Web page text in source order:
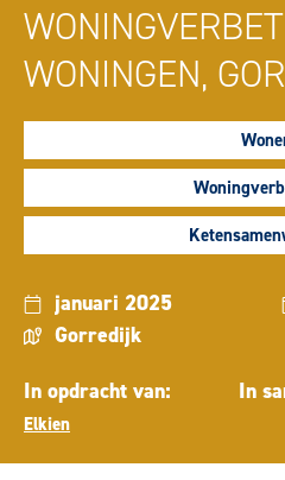
WONINGEN,
januari 2025
Gorredijk
In opdracht van:
Elkien
In